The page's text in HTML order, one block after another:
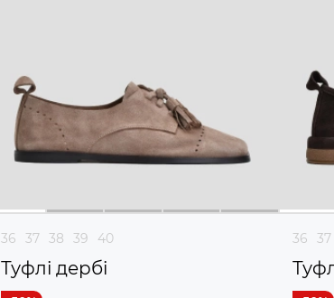
36 37 38 39 40
Туфлі дербі
36 37